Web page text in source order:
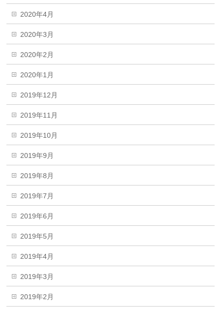
2020年4月
2020年3月
2020年2月
2020年1月
2019年12月
2019年11月
2019年10月
2019年9月
2019年8月
2019年7月
2019年6月
2019年5月
2019年4月
2019年3月
2019年2月